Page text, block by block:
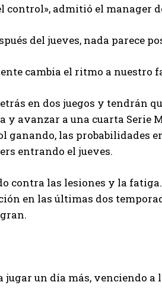
control», admitió el manager
del jueves, nada parece
cambia el ritmo a nuestro
en dos juegos y tendrán
y avanzar a una cuarta Serie
ganando, las probabilidades
entrando el jueves.
contra las lesiones y la
en las últimas dos
un día más, venciendo a